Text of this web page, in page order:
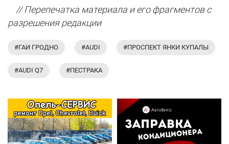
// Перепечатка материала и его фрагментов с
разрешения редакции
#ГАИ ГРОДНО #AUDI #ПРОСПЕКТ ЯНКИ КУПАЛЫ
#AUDI Q7 #ПЕСТРАКА